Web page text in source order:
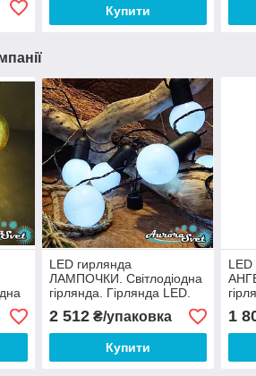
Купити
LED гирлянда
ЛАМПОЧКИ. Світлодіодна
гірлянда. Гірлянда LED.
Виробництво Франція.
2 512₴/упаковка
Купити
LED
1